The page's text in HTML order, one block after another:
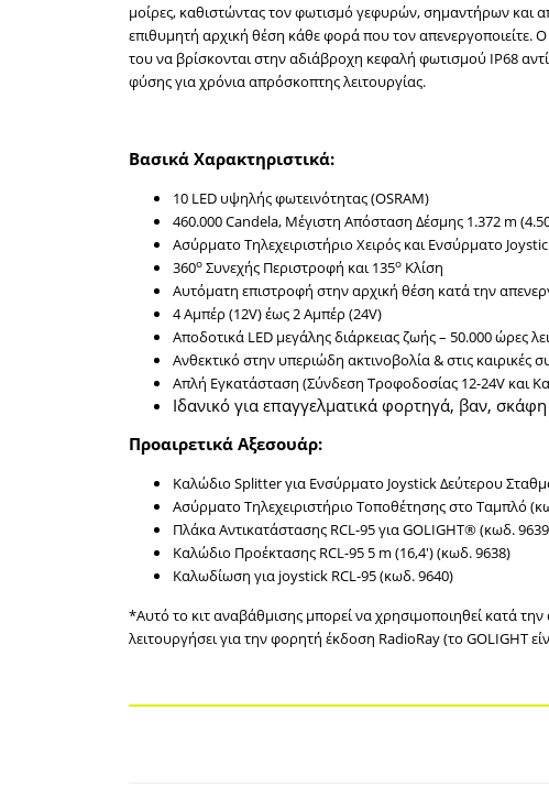
μοίρες, καθιστώντας τον φωτισμό γεφυρών, σημαντήρων και
επιθυμητή αρχική θέση κάθε φορά που τον απενεργοποιείτε.Ο
του να βρίσκονται στην αδιάβροχη κεφαλή φωτισμού IP68
φύσης για χρόνια απρόσκοπτης λειτουργίας.
Βασικά Χαρακτηριστικά:
10 LED υψηλής φωτεινότητας (OSRAM)
460.000 Candela, Μέγιστη Απόσταση Δέσμης 1.372 m
Ασύρματο Τηλεχειριστήριο Χειρός και Ενσύρματο
360ο Συνεχής Περιστροφή και 135ο Κλίση
Αυτόματη επιστροφή στην αρχική θέση κατά την
4 Αμπέρ (12V) έως 2 Αμπέρ (24V)
Αποδοτικά LED μεγάλης διάρκειας ζωής – 50.000 ώρες
Ανθεκτικό στην υπεριώδη ακτινοβολία & στις καιρικές
Απλή Εγκατάσταση (Σύνδεση Τροφοδοσίας 12-24V και
Ιδανικό για επαγγελματικά φορτηγά, βαν,
Προαιρετικά Αξεσουάρ:
Καλώδιο Splitter για Ενσύρματο Joystick Δεύτερου
Ασύρματο Τηλεχειριστήριο Τοποθέτησης στο Ταμπλό
Πλάκα Αντικατάστασης RCL-95 για GOLIGHT® (κωδ.
Καλώδιο Προέκτασης RCL-95 5 m (16,4′) (κωδ. 9638)
Καλωδίωση για joystick RCL-95 (κωδ. 9640)
*Αυτό το κιτ αναβάθμισης μπορεί να χρησιμοποιηθεί κατά
λειτουργήσει για την φορητή έκδοση RadioRay (το GOLIGHT